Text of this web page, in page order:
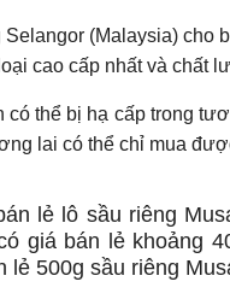
(Malaysia) cho
cao cấp nhất và chất
thể bị hạ cấp trong
lai có thể chỉ mua
lẻ lô sầu riêng
giá bán lẻ khoảng
lẻ 500g sầu riêng